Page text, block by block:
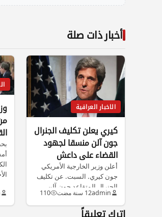
أخبار ذات صلة
الاخبار العراقية
كيري يعلن تكليف الجنرال
جون آلن منسقا لجهود
القضاء على داعش
أعلن وزير الخارجية الأمريكي
جون كيري. السبت. عن تكليف
الجنرال المتقاعد جون آلن.
منسقا…
admin12 سنة مضت 110
اترك تعليقاً